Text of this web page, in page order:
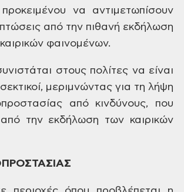
προκειμένου να αντιμετωπίσουν
από την πιθανή εκδήλωση
φαινομένων.
στους πολίτες να είναι
μεριμνώντας για τη λήψη
απόκινδύνους, που
από τηνεκδήλωση των καιρικών